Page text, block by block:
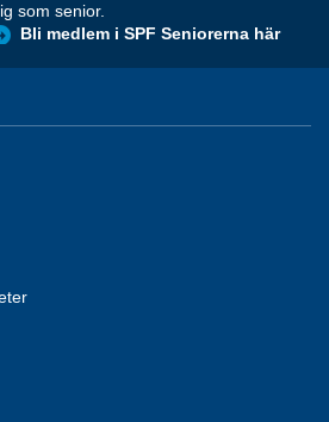
som senior.
Bli medlem i SPF Seniorerna här